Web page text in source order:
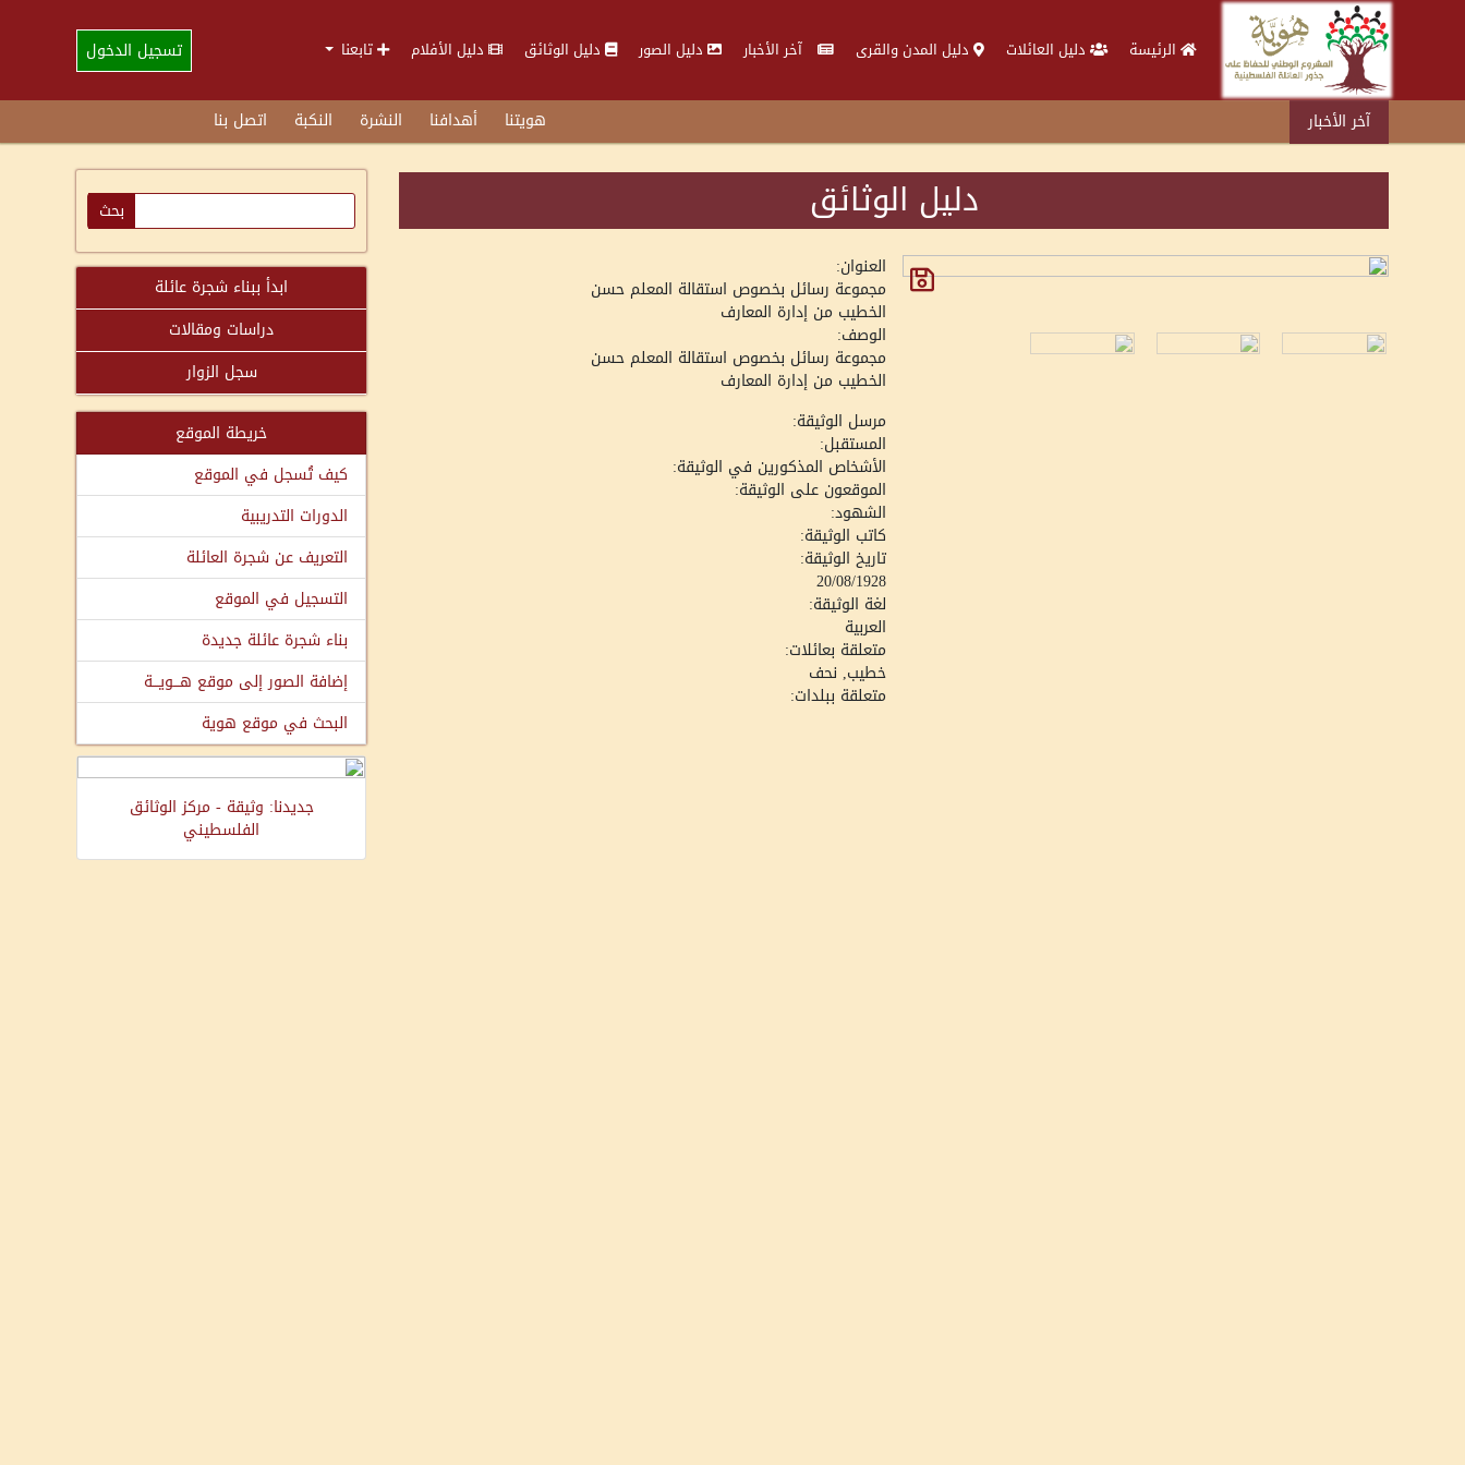
الرئيسة دليل العائلات دليل المدن والقرى آخر الأخبار دليل الصور دليل الوثائق دليل الأفلام تابعنا تسجيل الدخول
آخر الأخبار هويتنا أهدافنا النشرة النكبة اتصل بنا
دليل الوثائق
العنوان:
مجموعة رسائل بخصوص استقالة المعلم حسن
الخطيب من إدارة المعارف
الوصف:
مجموعة رسائل بخصوص استقالة المعلم حسن
الخطيب من إدارة المعارف
مرسل الوثيقة:
المستقبل:
الأشخاص المذكورين في الوثيقة:
الموقعون على الوثيقة:
الشهود:
كاتب الوثيقة:
تاريخ الوثيقة:
20/08/1928
لغة الوثيقة:
العربية
متعلقة بعائلات:
خطيب, نحف
متعلقة ببلدات:
ابدأ ببناء شجرة عائلة
دراسات ومقالات
سجل الزوار
خريطة الموقع
كيف تُسجل في الموقع
الدورات التدريبية
التعريف عن شجرة العائلة
التسجيل في الموقع
بناء شجرة عائلة جديدة
إضافة الصور إلى موقع هـــويـــة
البحث في موقع هوية
جديدنا: وثيقة - مركز الوثائق
الفلسطيني